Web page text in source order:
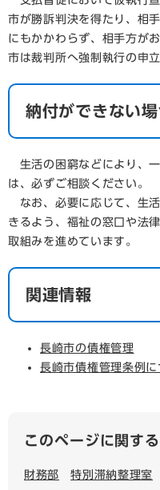
市が勝訴判決を得たり、相
にもかかわらず、相手方が
市は裁判所へ強制執行の申
納付ができない
生活の困窮などにより、
は、必ずご相談ください。
なお、必要に応じて、生
きるよう、福祉の窓口や法
取組みを進めています。
関連情報
長崎市の債権管理
長崎市債権管理条例に
このページに関す
財務部 特別滞納整理室